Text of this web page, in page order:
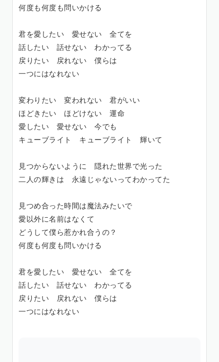
何度も何度も問いかける
君を愛したい 愛せない 全てを
話したい 話せない わかってる
戻りたい 戻れない 僕らは
一つにはなれない
変わりたい 変われない 君がいい
ほどきたい ほどけない 運命
愛したい 愛せない 今でも
キューブライト キューブライト 輝いて
見つからないように 隠れた世界で光った
二人の輝きは 永遠じゃないってわかってた
見つめ合った時間は魔法みたいで
愛以外に名前はなくて
どうして僕ら惹かれ合うの？
何度も何度も問いかける
君を愛したい 愛せない 全てを
話したい 話せない わかってる
戻りたい 戻れない 僕らは
一つにはなれない